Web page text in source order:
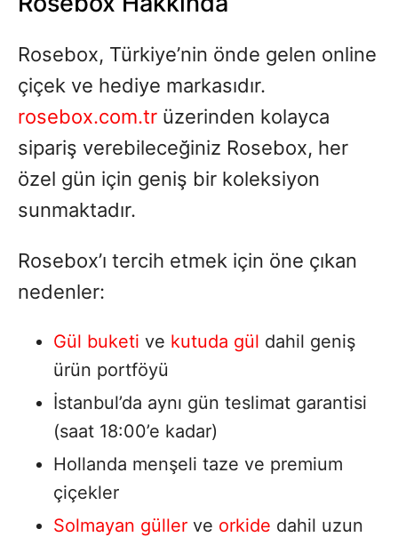
Rosebox, Türkiye’nin önde gelen online
çiçek ve hediye markasıdır.
rosebox.com.tr üzerinden kolayca
sipariş verebileceğiniz Rosebox, her
özel gün için geniş bir koleksiyon
sunmaktadır.
Rosebox’ı tercih etmek için öne çıkan
nedenler:
Gül buketi ve kutuda gül dahil geniş
ürün portföyü
İstanbul’da aynı gün teslimat garantisi
(saat 18:00’e kadar)
Hollanda menşeli taze ve premium
çiçekler
Solmayan güller ve orkide dahil uzun